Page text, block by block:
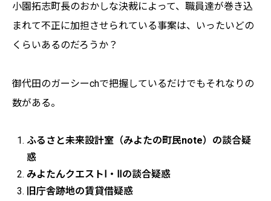
小園拓志町長のおかしな決裁によって、職員達が巻き込
まれて不正に加担させられている事案は、いったいどの
くらいあるのだろうか？
御代田のガーシーchで把握しているだけでもそれなりの
数がある。
ふるさと未来設計室（みよたの町民note）の談合疑
惑
みよたんクエストⅠ・Ⅱの談合疑惑
旧庁舎跡地の賃貸借疑惑